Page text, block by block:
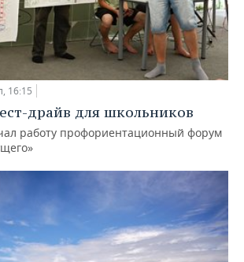
16:15
драйв для школьников
работу профориентационный форум